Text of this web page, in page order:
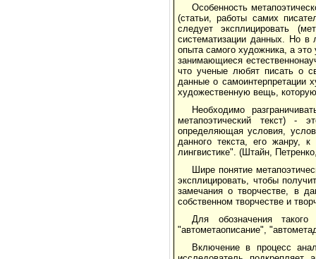
Особенность
(статьи, работы самих
следует эксплицировать
систематизации данных. Но
опыта самого художника, а
занимающиеся
что ученые любят писать о
данные о самоинтерпретации
художественную вещь,
Необходимо
метапоэтический текст) -
определяющая условия,
данного текста, его жанру,
лингвистике". (Штайн,
Шире понятие
эксплицировать, чтобы
замечания о творчестве, в
собственном творчестве и
Для обозначения такого
"автометаописание",
Включение в процесс